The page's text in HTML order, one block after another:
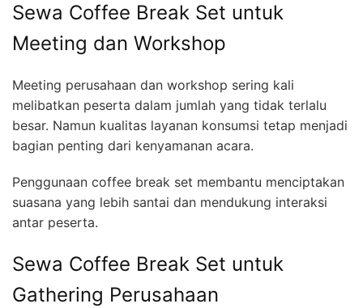
Sewa Coffee Break Set untuk
Meeting dan Workshop
Meeting perusahaan dan workshop sering kali
melibatkan peserta dalam jumlah yang tidak terlalu
besar. Namun kualitas layanan konsumsi tetap menjadi
bagian penting dari kenyamanan acara.
Penggunaan coffee break set membantu menciptakan
suasana yang lebih santai dan mendukung interaksi
antar peserta.
Sewa Coffee Break Set untuk
Gathering Perusahaan